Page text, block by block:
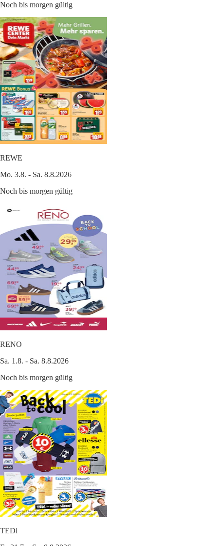
Noch bis morgen gültig
REWE
Mo. 3.8. - Sa. 8.8.2026
Noch bis morgen gültig
RENO
Sa. 1.8. - Sa. 8.8.2026
Noch bis morgen gültig
TEDi